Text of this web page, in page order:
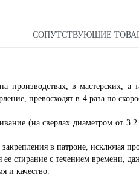
СОПУТСТВУЮЩИЕ
производствах, в мастерских, а
превосходят в 4 раза по
(на сверлах диаметром от
в патроне, исключая
стирание с течением времени,
и качество.